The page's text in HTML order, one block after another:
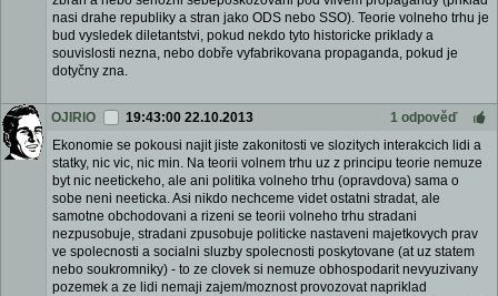
nasi drahe republiky a stran jako ODS nebo SSO). Teorie volneho trhu je
bud vysledek diletantstvi, pokud nekdo tyto historicke priklady a
souvislosti nezna, nebo dobře vyfabrikovana propaganda, pokud je
dotyčny zna.
OJIRIO 19:43:00 22.10.2013
1 odpověď
Ekonomie se pokousi najit jiste zakonitosti ve slozitych interakcich lidi a
statky, nic vic, nic min. Na teorii volnem trhu uz z principu teorie nemuze
byt nic neetickeho, ale ani politika volneho trhu (opravdova) sama o
sobe neni neeticka. Asi nikdo nechceme videt ostatni stradat, ale
samotne obchodovani a rizeni se teorii volneho trhu stradani
nezpusobuje, stradani zpusobuje politicke nastaveni majetkovych prav
ve spolecnosti a socialni sluzby spolecnosti poskytovane (at uz statem
nebo soukromniky) - to ze clovek si nemuze obhospodarit nevyuzivany
pozemek a ze lidi nemaji zajem/moznost provozovat napriklad